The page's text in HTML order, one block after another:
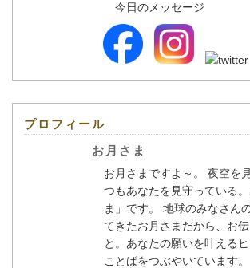
今日のメッセージ
プロフィール
お月さま
お月さまですよ～。 夜空を
つもあなたを見守っている
ま」です。 地球のみなさん
てきたお月さまだから、お
と。あなたの願いを叶える
ことばをつぶやいています。